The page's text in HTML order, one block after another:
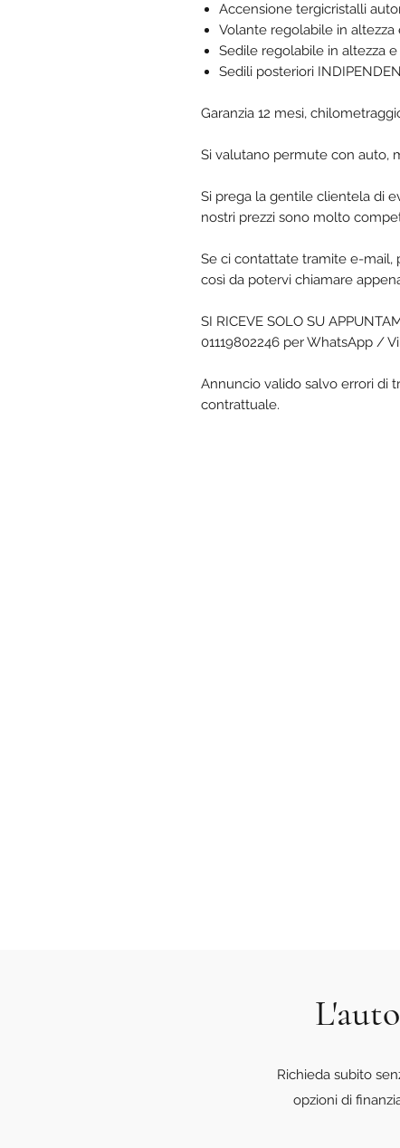
Accensione tergicristalli
Volante regolabile in altezza
Sedile regolabile in altezza
Sedili posteriori
Garanzia 12 mesi,
Si valutano permute con auto,
Si prega la gentile clientela di
nostri prezzi sono molto
Se ci contattate tramite e-
così da potervi chiamare
SI RICEVE SOLO SU
01119802246 per WhatsApp /
Annuncio valido salvo errori di
contrattuale.
Richieda subito
opzioni di